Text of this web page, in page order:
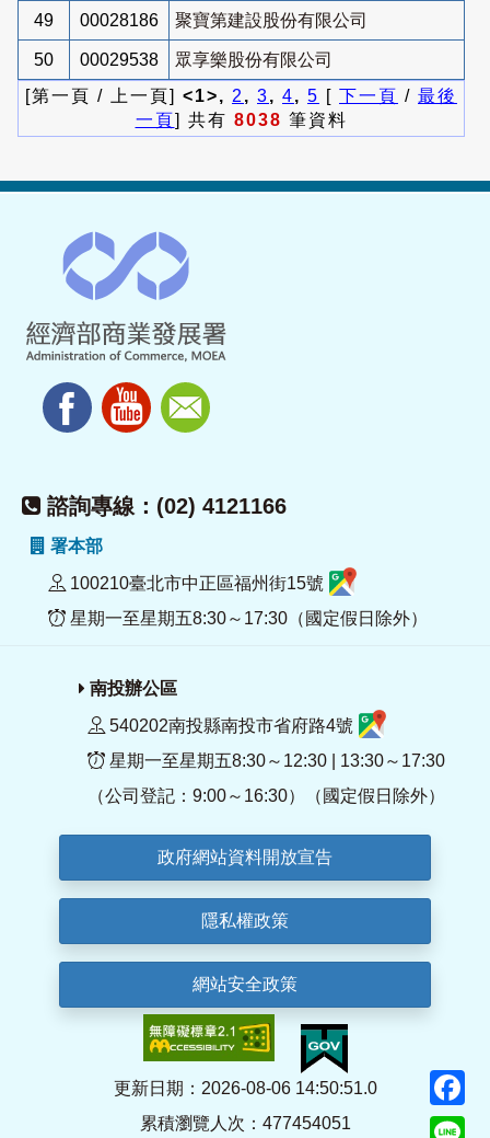
49 00028186 聚寶第建設股份有限公司
50 00029538
眾享樂股份有限公司
[第一頁 / 上一頁] <1>, 2 , 3, 4, 5 [ 下一頁 / 最後
一頁] 共有 8038 筆資料
諮詢專線：(02) 4121166
署本部
100210臺北市中正區福州街15號
星期一至星期五8:30～17:30（國定假日除外）
南投辦公區
540202南投縣南投市省府路4號
星期一至星期五8:30～12:30 | 13:30～17:30
（公司登記：9:00～16:30）（國定假日除外）
政府網站資料開放宣告
隱私權政策
網站安全政策
更新日期：2026-08-06 14:50:51.0
累積瀏覽人次：477454051